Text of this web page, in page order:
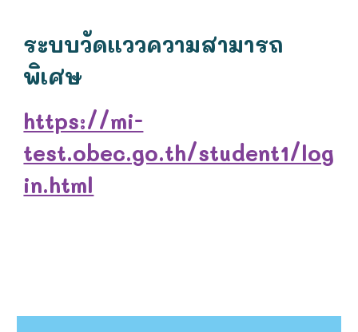
ระบบวัดแววความสามารถ
พิเศษ
https://mi-
test.obec.go.th/student1/log
in.html